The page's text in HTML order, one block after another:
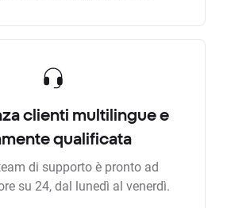
clienti multilingue e
qualificata
di supporto è pronto ad
su 24, dal lunedì al venerdì.